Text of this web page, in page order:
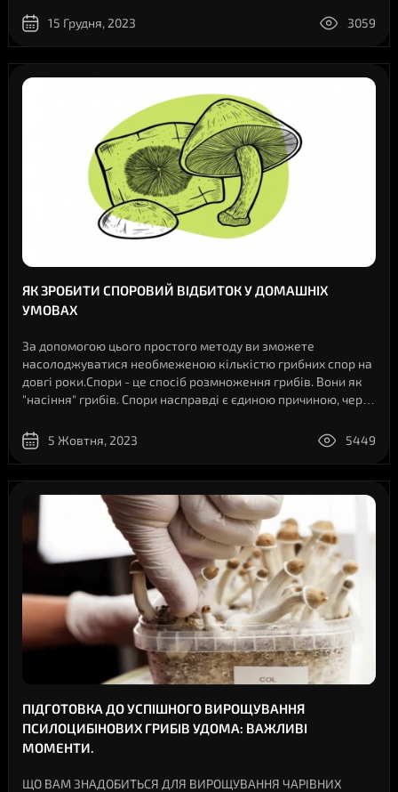
шляху.Ось деякі з найпоширеніш..
15 Грудня, 2023 3059
ЯК ЗРОБИТИ СПОРОВИЙ ВІДБИТОК У ДОМАШНІХ
УМОВАХ
За допомогою цього простого методу ви зможете
насолоджуватися необмеженою кількістю грибних спор на
довгі роки.Спори - це спосіб розмноження грибів. Вони як
"насіння" грибів. Спори насправді є єдиною причиною, через
виключно для розповсюд..
5 Жовтня, 2023 5449
ПІДГОТОВКА ДО УСПІШНОГО ВИРОЩУВАННЯ
ПСИЛОЦИБІНОВИХ ГРИБІВ УДОМА: ВАЖЛИВІ
МОМЕНТИ.
ЩО ВАМ ЗНАДОБИТЬСЯ ДЛЯ ВИРОЩУВАННЯ ЧАРІВНИХ